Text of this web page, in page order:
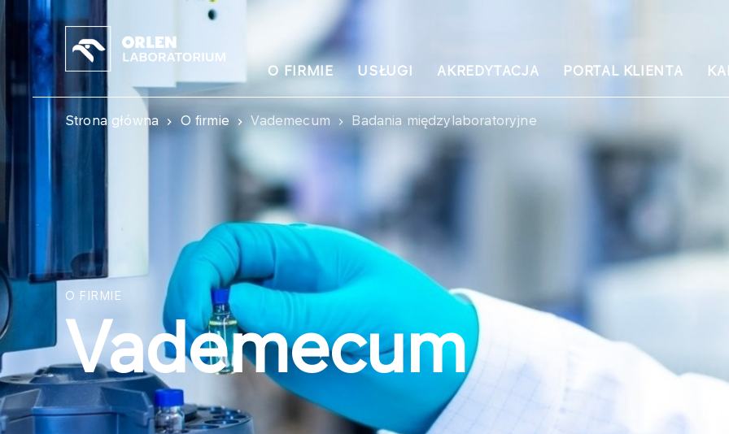
O FIRMIE USŁUGI AKREDYTACJA PORTAL KLIENTA
Strona główna O firmie Vademecum Badania międzylaboratoryjne
O FIRMIE
Vademecum